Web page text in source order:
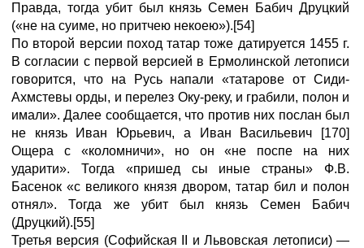
Правда, тогда убит был князь Семен Бабич Друцкий
(«не на суиме, но притчею некоею»).[54]
По второй версии поход татар тоже датируется 1455 г.
В согласии с первой версией в Ермолинской летописи
говорится, что на Русь напали «татарове от Сиди-
Ахмстевы орды, и перелез Оку-реку, и грабили, полон и
имали». Далее сообщается, что против них послан был
не князь Иван Юрьевич, а Иван Васильевич [170]
Ощера с «коломничи», но он «не поспе на них
ударити». Тогда «пришед сы иные страны» Ф.В.
Басенок «с великого князя двором, татар бил и полон
отнял». Тогда же убит был князь Семен Бабич
(Друцкий).[55]
Третья версия (Софийская II и Львовская летописи) —